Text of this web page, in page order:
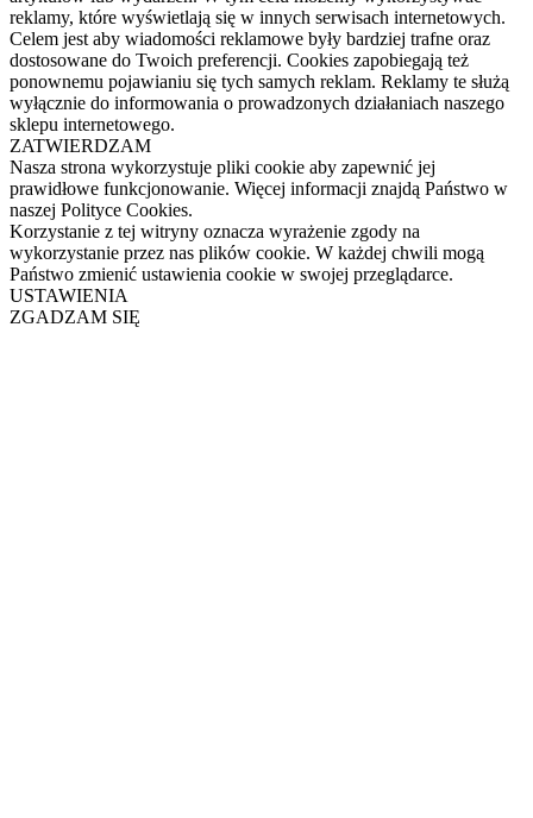
reklamy, które wyświetlają się w innych serwisach internetowych.
Celem jest aby wiadomości reklamowe były bardziej trafne oraz
dostosowane do Twoich preferencji. Cookies zapobiegają też
ponownemu pojawianiu się tych samych reklam. Reklamy te służą
wyłącznie do informowania o prowadzonych działaniach naszego
sklepu internetowego.
ZATWIERDZAM
Nasza strona wykorzystuje pliki cookie aby zapewnić jej
prawidłowe funkcjonowanie. Więcej informacji znajdą Państwo w
naszej Polityce Cookies.
Korzystanie z tej witryny oznacza wyrażenie zgody na
wykorzystanie przez nas plików cookie. W każdej chwili mogą
Państwo zmienić ustawienia cookie w swojej przeglądarce.
USTAWIENIA
ZGADZAM SIĘ